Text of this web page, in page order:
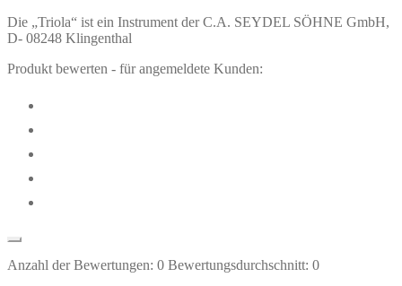
Die „Triola“ ist ein Instrument der C.A. SEYDEL SÖHNE GmbH,
D- 08248 Klingenthal
Produkt bewerten - für angemeldete Kunden:
Anzahl der Bewertungen: 0 Bewertungsdurchschnitt: 0